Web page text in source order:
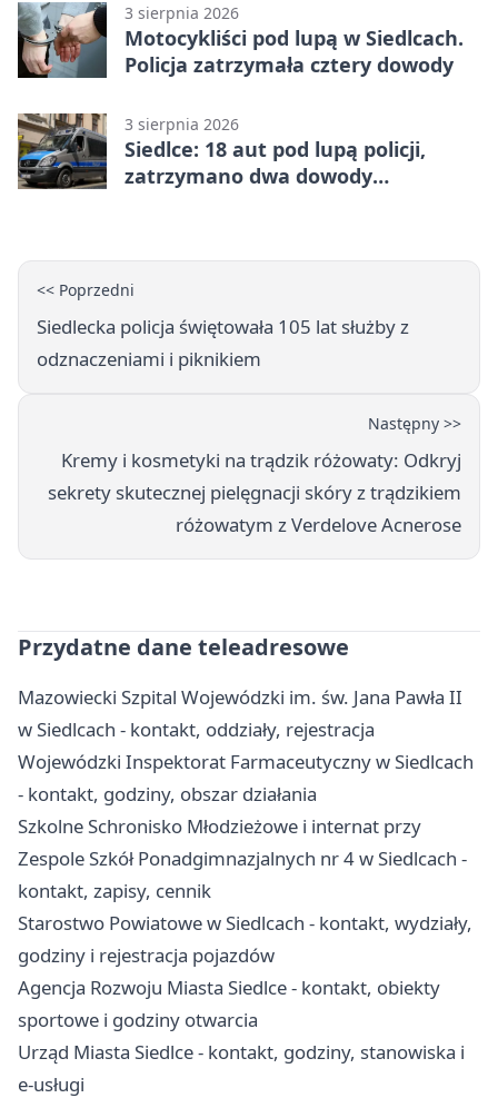
3 sierpnia 2026
Motocykliści pod lupą w Siedlcach.
Policja zatrzymała cztery dowody
3 sierpnia 2026
Siedlce: 18 aut pod lupą policji,
zatrzymano dwa dowody
<< Poprzedni
Siedlecka policja świętowała 105 lat służby z
odznaczeniami i piknikiem
Następny >>
Kremy i kosmetyki na trądzik różowaty: Odkryj
sekrety skutecznej pielęgnacji skóry z trądzikiem
różowatym z Verdelove Acnerose
Przydatne dane teleadresowe
Mazowiecki Szpital Wojewódzki im. św. Jana Pawła II
w Siedlcach - kontakt, oddziały, rejestracja
Wojewódzki Inspektorat Farmaceutyczny w Siedlcach
- kontakt, godziny, obszar działania
Szkolne Schronisko Młodzieżowe i internat przy
Zespole Szkół Ponadgimnazjalnych nr 4 w Siedlcach -
kontakt, zapisy, cennik
Starostwo Powiatowe w Siedlcach - kontakt, wydziały,
godziny i rejestracja pojazdów
Agencja Rozwoju Miasta Siedlce - kontakt, obiekty
sportowe i godziny otwarcia
Urząd Miasta Siedlce - kontakt, godziny, stanowiska i
e-usługi